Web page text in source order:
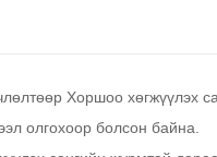
Хоршоо хөгжүүлэх
олгохоор болсон байна.